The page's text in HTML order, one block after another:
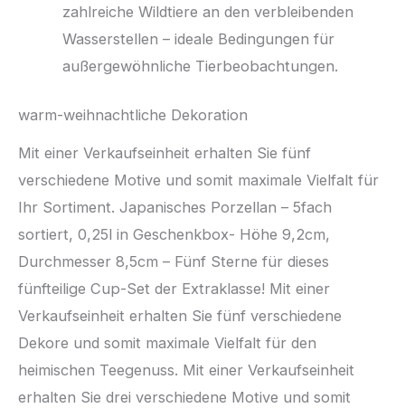
zahlreiche Wildtiere an den verbleibenden
Wasserstellen – ideale Bedingungen für
außergewöhnliche Tierbeobachtungen.
warm-weihnachtliche Dekoration
Mit einer Verkaufseinheit erhalten Sie fünf
verschiedene Motive und somit maximale Vielfalt für
Ihr Sortiment. Japanisches Porzellan – 5fach
sortiert, 0,25l in Geschenkbox- Höhe 9,2cm,
Durchmesser 8,5cm – Fünf Sterne für dieses
fünfteilige Cup-Set der Extraklasse! Mit einer
Verkaufseinheit erhalten Sie fünf verschiedene
Dekore und somit maximale Vielfalt für den
heimischen Teegenuss. Mit einer Verkaufseinheit
erhalten Sie drei verschiedene Motive und somit